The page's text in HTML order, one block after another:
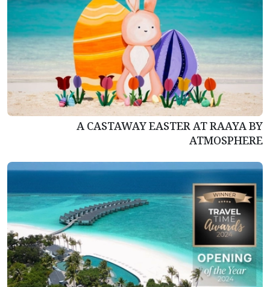
A CASTAWAY EASTER AT RAAYA BY
ATMOSPHERE